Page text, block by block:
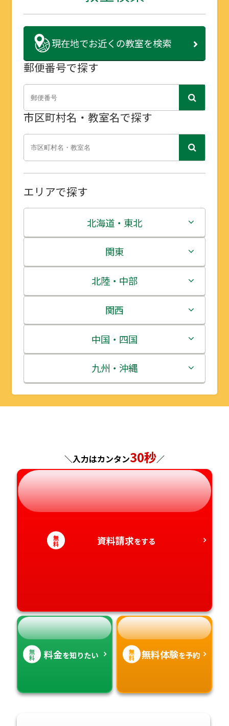
現在地でお近くの教室を検索
郵便番号で探す
市区町村名・教室名で探す
エリアで探す
北海道・東北
北海道
青森県
岩手県
宮城県
秋田県
山形県
関東
茨城県
栃木県
群馬県
埼玉県
千葉県
神奈川県
北陸・中部
新潟県
富山県
石川県
福井県
岐阜県
静岡県
愛知県
関西
三重県
滋賀県
京都府
兵庫県
奈良県
和歌山県
中国・四国
鳥取県
島根県
広島県
山口県
徳島県
香川県
九州・沖縄
福岡県
長崎県
熊本県
大分県
宮崎県
＼入力はカンタン30秒／
無
料 資料請求をする
無
料 料金を知りたい 無
料 無料体験を予約